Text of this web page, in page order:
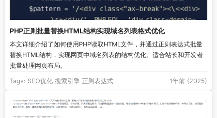
PHP正则批量替换HTML结构实现域名列表格式优化
本文详细介绍了如何使用PHP读取HTML文件，并通过正则表达式批量
替换HTML结构，实现网页中域名列表的结构优化。适合站长和开发者
批量处理网页布局。
Tags: SEO优化 搜索引擎 正则表达式 1年前 (2025)